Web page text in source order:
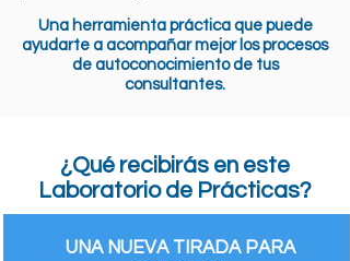
Una herramienta práctica que puede
ayudarte a acompañar mejor los procesos
de autoconocimiento de tus
consultantes.
¿Qué recibirás en este
Laboratorio de Prácticas?
UNA NUEVA TIRADA PARA